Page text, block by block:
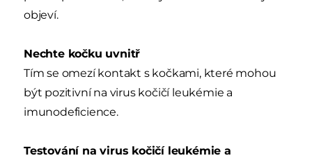
objeví.
Nechte kočku uvnitř
Tím se omezí kontakt s kočkami, které mohou
být pozitivní na virus kočičí leukémie a
imunodeficience.
Testování na virus kočičí leukémie a